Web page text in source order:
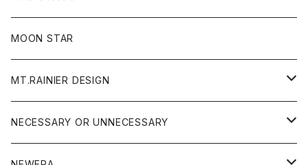
フリース
ジャケット
ニット
パンツ
帽子
MOON STAR
MT.RAINIER DESIGN
アウター
コート
NECESSARY OR UNNECESSARY